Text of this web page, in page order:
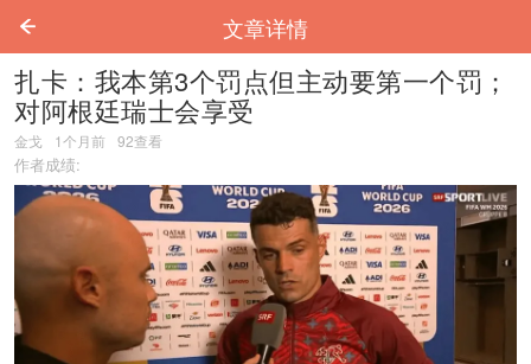
文章详情
扎卡：我本第3个罚点但主动要第一个罚；
对阿根廷瑞士会享受
金戈 1个月前 92查看
作者成绩: